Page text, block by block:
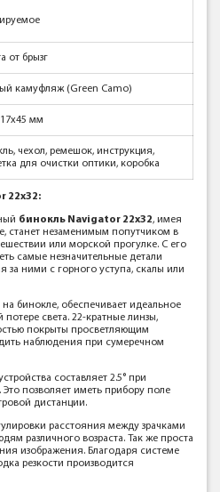
от брызг
камуфляж (Green Camo)
мм
чехол, ремешок, инструкция,
для очистки оптики, коробка
22x32:
бинокль Navigator 22х32, имея
станет незаменимым попутчиком в
или морской прогулке. С его
самые незначительные детали
ними с горного уступа, скалы или
на бинокле, обеспечивает идеальное
света. 22-кратные линзы,
покрыты просветляющим
наблюдения при сумеречном
составляет 2.5° при
позволяет иметь прибору поле
дистанции.
расстояния между зрачками
различного возраста. Так же проста
изображения. Благодаря системе
резкости производится